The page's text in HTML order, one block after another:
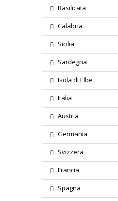
Basilicata
Calabria
Sicilia
Sardegna
Isola di Elbe
Italia
Austria
Germania
Svizzera
Francia
Spagna